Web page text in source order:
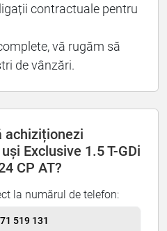
contractuale pentru
vă rugăm să
de vânzări.
achiziționezi
Exclusive 1.5 T-GDi
CP AT?
la numărul de telefon:
519 131